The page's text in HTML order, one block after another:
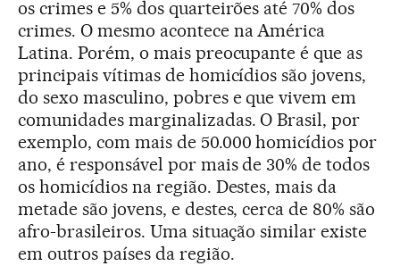
os crimes e 5% dos quarteirões até 70% dos
crimes. O mesmo acontece na América
Latina. Porém, o mais preocupante é que as
principais vítimas de homicídios são jovens,
do sexo masculino, pobres e que vivem em
comunidades marginalizadas. O Brasil, por
exemplo, com mais de 50.000 homicídios por
ano, é responsável por mais de 30% de todos
os homicídios na região. Destes, mais da
metade são jovens, e destes, cerca de 80% são
afro-brasileiros. Uma situação similar existe
em outros países da região.